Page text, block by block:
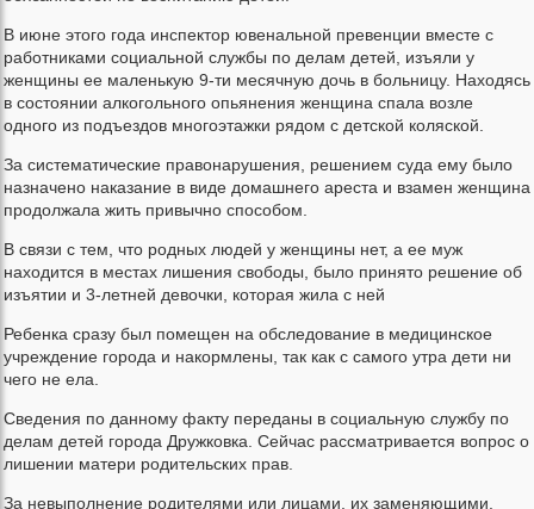
В июне этого года инспектор ювенальной превенции вместе с
работниками социальной службы по делам детей, изъяли у
женщины ее маленькую 9-ти месячную дочь в больницу. Находясь
в состоянии алкогольного опьянения женщина спала возле
одного из подъездов многоэтажки рядом с детской коляской.
За систематические правонарушения, решением суда ему было
назначено наказание в виде домашнего ареста и взамен женщина
продолжала жить привычно способом.
В связи с тем, что родных людей у женщины нет, а ее муж
находится в местах лишения свободы, было принято решение об
изъятии и 3-летней девочки, которая жила с ней
Ребенка сразу был помещен на обследование в медицинское
учреждение города и накормлены, так как с самого утра дети ни
чего не ела.
Сведения по данному факту переданы в социальную службу по
делам детей города Дружковка. Сейчас рассматривается вопрос о
лишении матери родительских прав.
За невыполнение родителями или лицами, их заменяющими,